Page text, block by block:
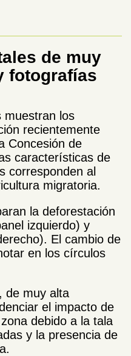
de muy
fotografías
muestran los
recientemente
Concesión de
características de
corresponden al
migratoria.
la deforestación
izquierdo) y
El cambio de
en los círculos
, de muy alta
el impacto de
debido a la tala
y la presencia de